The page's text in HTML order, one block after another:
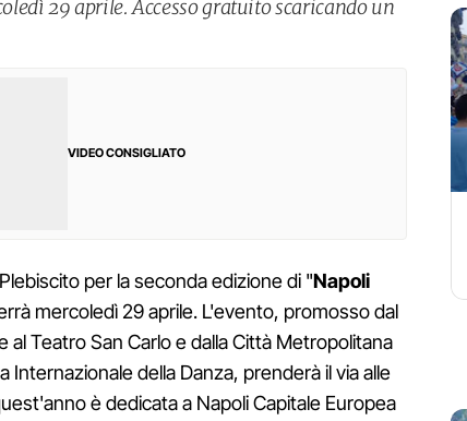
29 aprile. Accesso gratuito scaricando un
VIDEO CONSIGLIATO
per la seconda edizione di "Napoli
mercoledì 29 aprile. L'evento, promosso dal
al Teatro San Carlo e dalla Città Metropolitana
Internazionale della Danza, prenderà il via alle
è dedicata a Napoli Capitale Europea